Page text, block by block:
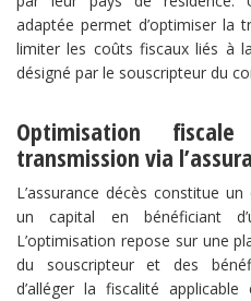
adaptée permet d’optimiser la
limiter les coûts fiscaux liés à
désigné par le souscripteur du
​Optimisation
transmission via
L’assurance décès constitue
un capital en bénéficiant
L’optimisation repose sur une
du souscripteur et des
d’alléger la fiscalité